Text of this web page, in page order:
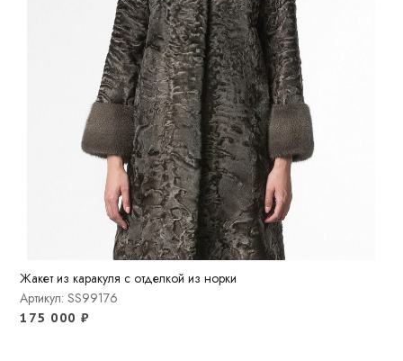
Жакет из каракуля с отделкой из норки
Артикул: SS99176
175 000₽